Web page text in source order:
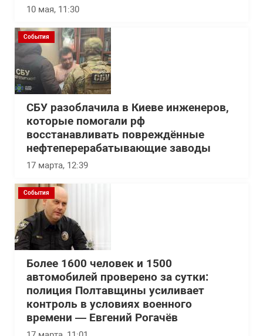
10 мая, 11:30
События
СБУ разоблачила в Киеве инженеров,
которые помогали рф
восстанавливать повреждённые
нефтеперерабатывающие заводы
17 марта, 12:39
События
Более 1600 человек и 1500
автомобилей проверено за сутки:
полиция Полтавщины усиливает
контроль в условиях военного
времени — Евгений Рогачёв